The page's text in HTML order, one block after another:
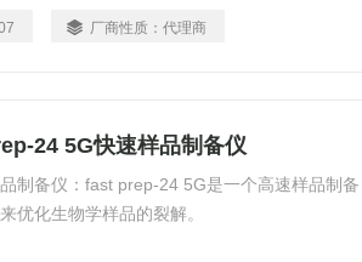
厂商性质：代理商
24 5G快速样品制备仪
制备仪：fast prep-24 5G是一个高速样品制备
优化生物学样品的裂解。